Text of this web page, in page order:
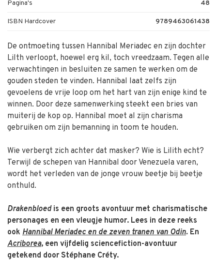
Pagina's 48
ISBN Hardcover 9789463061438
De ontmoeting tussen Hannibal Meriadec en zijn dochter
Lilth verloopt, hoewel erg kil, toch vreedzaam. Tegen alle
verwachtingen in besluiten ze samen te werken om de
gouden steden te vinden. Hannibal laat zelfs zijn
gevoelens de vrije loop om het hart van zijn enige kind te
winnen. Door deze samenwerking steekt een bries van
muiterij de kop op. Hannibal moet al zijn charisma
gebruiken om zijn bemanning in toom te houden.
Wie verbergt zich achter dat masker? Wie is Lilith echt?
Terwijl de schepen van Hannibal door Venezuela varen,
wordt het verleden van de jonge vrouw beetje bij beetje
onthuld.
Drakenbloedis een groots avontuur met charismatische
personages en een vleugje humor. Lees in deze reeks
ook Hannibal Meriadec en de zeven tranen van Odin. En
Acriborea, een vijfdelig sciencefiction-avontuur
getekend door Stéphane Créty.